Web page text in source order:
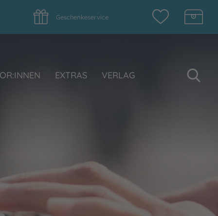
Geschenkeservice
EXTRAS VERLAG